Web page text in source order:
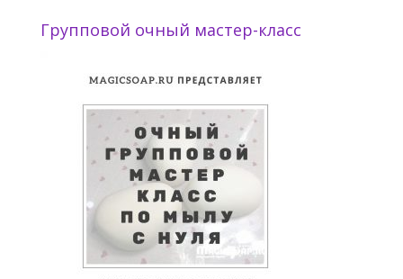
Групповой очный мастер-класс